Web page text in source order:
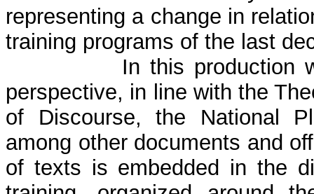
representing a change in
training programs of the last
In this production
perspective, in line with the
of Discourse, the National
among other documents and
of texts is embedded in the